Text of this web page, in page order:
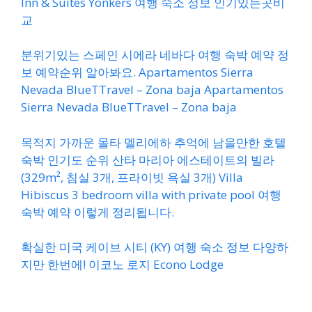
교
분위기있는 스페인 시에라 네바다 여행 숙박 예약 정
보 예약순위 알아봐요. Apartamentos Sierra
Nevada BlueTTravel – Zona baja Apartamentos
Sierra Nevada BlueTTravel – Zona baja
목적지 가까운 몰타 멜리에하 추억에 남을만한 호텔
숙박 인기도 순위 산타 마리아 에스테이트의 빌라
(329m², 침실 3개, 프라이빗 욕실 3개) Villa
Hibiscus 3 bedroom villa with private pool 여행
숙박 예약 이렇게 정리됩니다.
확실한 미국 케이브 시티 (KY) 여행 숙소 정보 다양하
지만 한번에! 이코노 로지 Econo Lodge